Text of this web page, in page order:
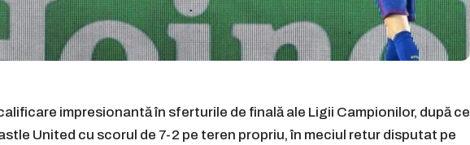
impresionantă în sferturile de finală ale Ligii Campionilor, după ce
United cu scorul de 7-2 pe teren propriu, în meciul retur disputat pe